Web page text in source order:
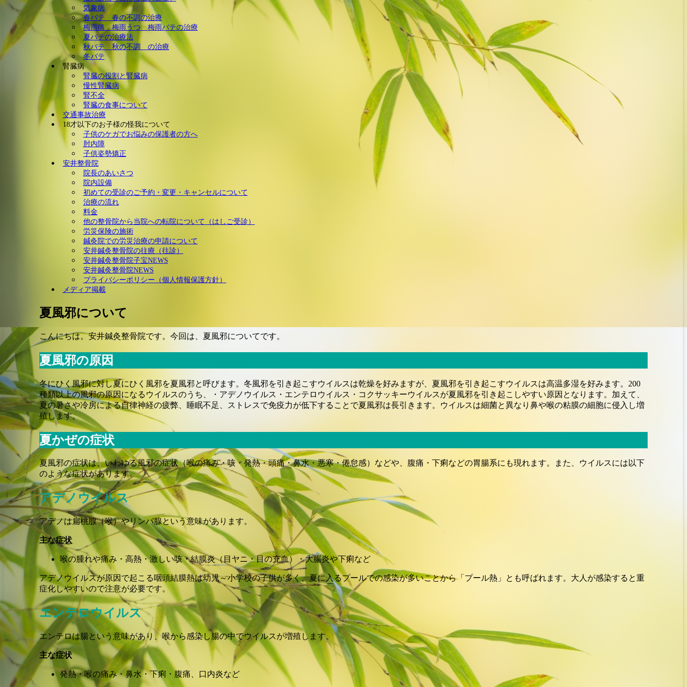
気象病
春バテ 春の不調の治療
梅雨痛 梅雨うつ 梅雨バテの治療
夏バテの治療法
秋バテ 秋の不調 の治療
冬バテ
腎臓病
腎臓の役割と腎臓病
慢性腎臓病
腎不全
腎臓の食事について
交通事故治療
18才以下のお子様の怪我について
子供のケガでお悩みの保護者の方へ
肘内障
子供姿勢矯正
安井整骨院
院長のあいさつ
院内設備
初めての受診のご予約・変更・キャンセルについて
治療の流れ
料金
他の整骨院から当院への転院について（はしご受診）
労災保険の施術
鍼灸院での労災治療の申請について
安井鍼灸整骨院の往療（往診）
安井鍼灸整骨院子宝NEWS
安井鍼灸整骨院NEWS
プライバシーポリシー（個人情報保護方針）
メディア掲載
夏風邪について
こんにちは。安井鍼灸整骨院です。今回は、夏風邪についてです。
夏風邪の原因
冬にひく風邪に対し夏にひく風邪を夏風邪と呼びます。冬風邪を引き起こすウイルスは乾燥を好みますが、夏風邪を引き起こすウイルスは高温多湿を好みます。200
種類以上の風邪の原因になるウイルスのうち、・アデノウイルス・エンテロウイルス・コクサッキーウイルスが夏風邪を引き起こしやすい原因となります。加えて、
夏の暑さや冷房による自律神経の疲弊、睡眠不足、ストレスで免疫力が低下することで夏風邪は長引きます。ウイルスは細菌と異なり鼻や喉の粘膜の細胞に侵入し増
殖します。
夏かぜの症状
夏風邪の症状は、いわゆる風邪の症状（喉の痛み・咳・発熱・頭痛・鼻水・悪寒・倦怠感）などや、腹痛・下痢などの胃腸系にも現れます。また、ウイルスには以下
のような症状があります。
アデノウイルス
アデノは扁桃腺（喉）やリンパ腺という意味があります。
主な症状
喉の腫れや痛み・高熱・激しい咳・結膜炎（目ヤニ・目の充血）・大腸炎や下痢など
アデノウイルスが原因で起こる咽頭結膜熱は幼児～小学校の子供が多く、夏に入るプールでの感染が多いことから「プール熱」とも呼ばれます。大人が感染すると重
症化しやすいので注意が必要です。
エンテロウイルス
エンテロは腸という意味があり、喉から感染し腸の中でウイルスが増殖します。
主な症状
発熱・喉の痛み・鼻水・下痢・腹痛、口内炎など